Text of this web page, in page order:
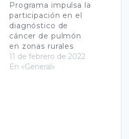
Programa impulsa la
participación en el
diagnóstico de
cáncer de pulmón
en zonas rurales
11 de febrero de 2022
En «General»